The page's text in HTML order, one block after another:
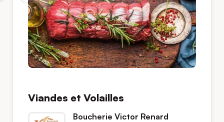
Viandes et Volailles
Boucherie Victor Renard